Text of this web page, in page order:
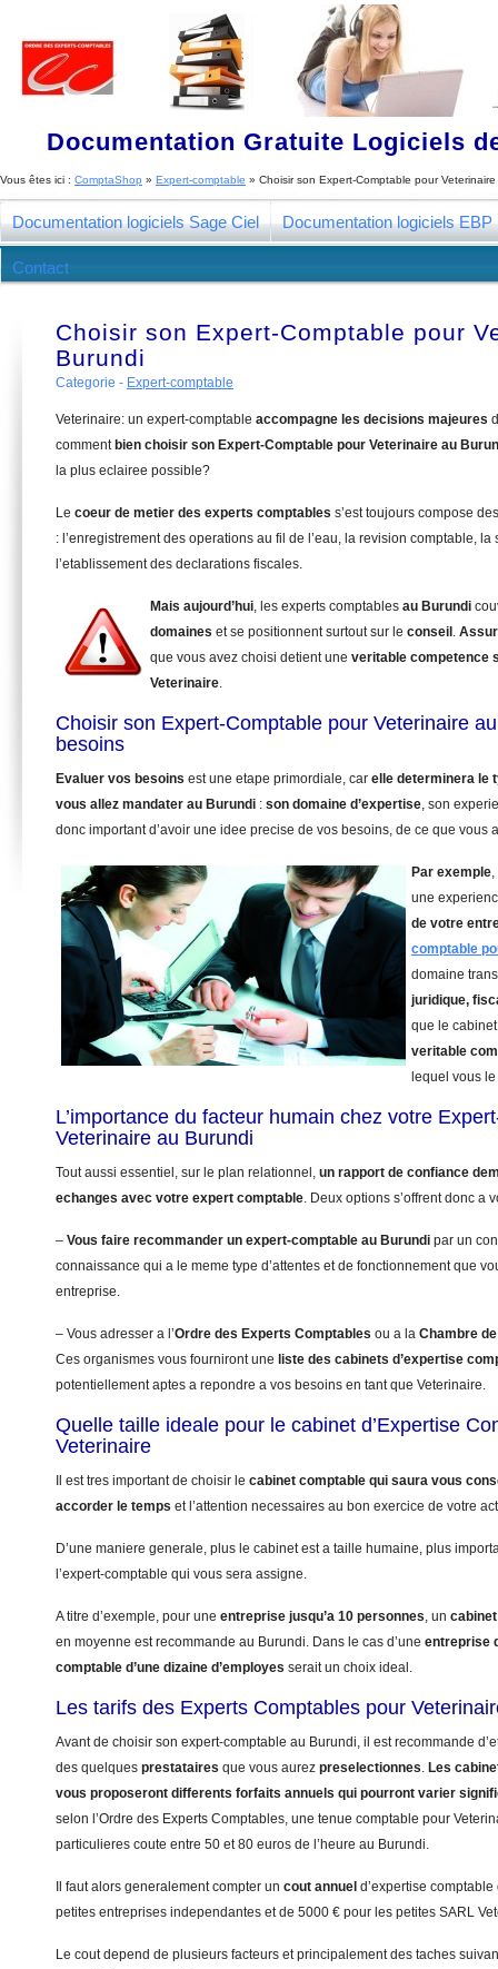
Documentation Gratuite Logiciels
Vous êtes ici : ComptaShop » Expert-comptable » Choisir son Expert-Comptable pour
Documentation logiciels Sage Ciel Documentation logiciels EBP
Contact
Choisir son Expert-Comptable pour
Burundi
Categorie - Expert-comptable
Veterinaire: un expert-comptable accompagne les decisions majeures
comment bien choisir son Expert-Comptable pour Veterinaire au
la plus eclairee possible?
Le coeur de metier des experts comptables s’est toujours compose
: l’enregistrement des operations au fil de l’eau, la revision comptable, la
l’etablissement des declarations fiscales.
Mais aujourd’hui, les experts comptables au Burundi
domaines et se positionnent surtout sur le conseil .
que vous avez choisi detient une veritable competence
Veterinaire.
Choisir son Expert-Comptable pour Veterinaire
besoins
Evaluer vos besoins est une etape primordiale, car elle determinera le
vous allez mandater au Burundi : son domaine d’expertise, son
donc important d’avoir une idee precise de vos besoins, de ce que vous
Par exemple
une
de votre
comptable
domaine
juridique,
que le
veritable
lequel vous
L’importance du facteur humain chez votre
Veterinaire au Burundi
Tout aussi essentiel, sur le plan relationnel, un rapport de confiance
echanges avec votre expert comptable. Deux options s’offrent donc a
– Vous faire recommander un expert-comptable au Burundi par un
connaissance qui a le meme type d’attentes et de fonctionnement que
entreprise.
– Vous adresser a l’Ordre des Experts Comptables ou a la Chambre
Ces organismes vous fourniront une liste des cabinets d’expertise
potentiellement aptes a repondre a vos besoins en tant que Veterinaire.
Quelle taille ideale pour le cabinet d’Expertise
Veterinaire
Il est tres important de choisir le cabinet comptable qui saura vous
accorder le temps et l’attention necessaires au bon exercice de votre
D’une maniere generale, plus le cabinet est a taille humaine, plus
l’expert-comptable qui vous sera assigne.
A titre d’exemple, pour une entreprise jusqu’a 10 personnes, un
en moyenne est recommande au Burundi. Dans le cas d’une entreprise
comptable d’une dizaine d’employes serait un choix ideal.
Les tarifs des Experts Comptables pour
Avant de choisir son expert-comptable au Burundi, il est recommande
des quelques prestataires que vous aurez preselectionnes. Les
vous proposeront differents forfaits annuels qui pourront varier
selon l’Ordre des Experts Comptables, une tenue comptable pour
particulieres coute entre 50 et 80 euros de l’heure au Burundi.
Il faut alors generalement compter un cout annuel d’expertise
petites entreprises independantes et de 5000 € pour les petites SARL
Le cout depend de plusieurs facteurs et principalement des taches